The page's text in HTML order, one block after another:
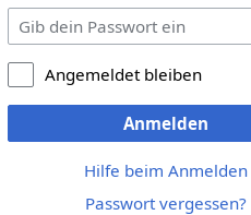
Angemeldet bleiben
Anmelden
Hilfe beim Anmelden
Passwort vergessen?